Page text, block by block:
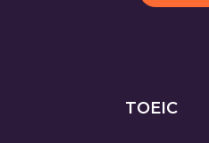
TOEIC